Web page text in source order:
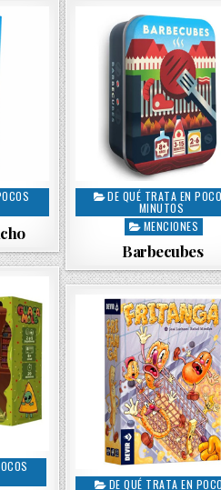
o
e
d
DE QUÉ TRATA EN
MINUTOS
MENCIONES
Barbecubes
DE QUÉ TRATA EN